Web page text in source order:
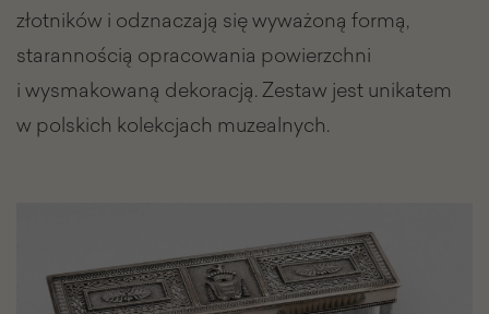
złotników i odznaczają się wyważoną formą,
starannością opracowania powierzchni
i wysmakowaną dekoracją. Zestaw jest unikatem
w polskich kolekcjach muzealnych.